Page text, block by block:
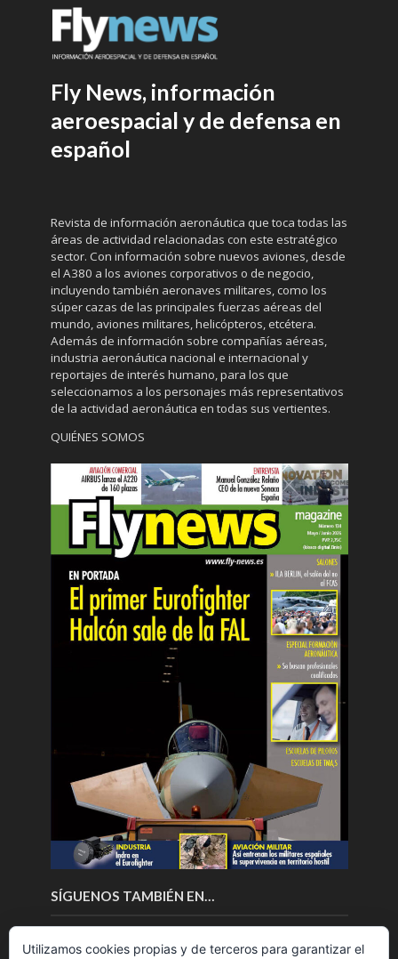
Fly News, información
aeroespacial y de defensa en
español
Revista de información aeronáutica que toca todas las
áreas de actividad relacionadas con este estratégico
sector. Con información sobre nuevos aviones, desde
el A380 a los aviones corporativos o de negocio,
incluyendo también aeronaves militares, como los
súper cazas de las principales fuerzas aéreas del
mundo, aviones militares, helicópteros, etcétera.
Además de información sobre compañías aéreas,
industria aeronáutica nacional e internacional y
reportajes de interés humano, para los que
seleccionamos a los personajes más representativos
de la actividad aeronáutica en todas sus vertientes.
QUIÉNES SOMOS
SÍGUENOS TAMBIÉN EN…
Utilizamos cookies propias y de terceros para garantizar el